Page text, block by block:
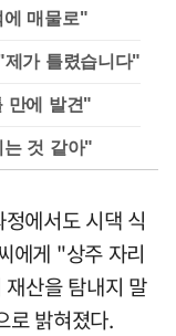
에 매물로"
가 틀렸습니다"
만에 발견"
는 것 같아"
에서도 시댁 식
에게 "상주 자리
산을 탐내지 말
로 밝혀졌다.